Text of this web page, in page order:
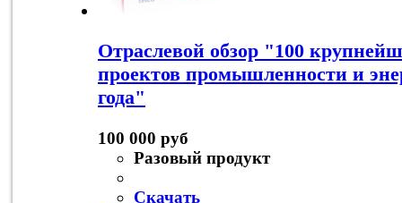
Отраслевой обзор "100
проектов промышленности и
года"
100 000 руб
Разовый продукт
Скачать